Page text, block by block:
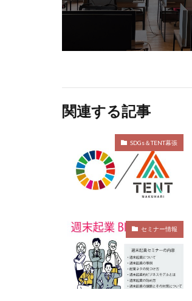
関連する記事
SDGs＆TENT幕張
セミナー情報